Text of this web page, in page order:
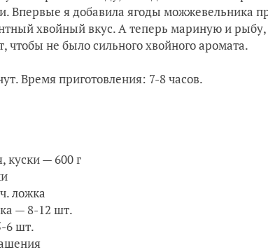
Впервые я добавила ягоды можжевельника
хвойный вкус. А теперь мариную и
чтобы не было сильного хвойного аромата.
Время приготовления: 7-8 часов.
куски — 600 г
ложка
— 8-12 шт.
6 шт.